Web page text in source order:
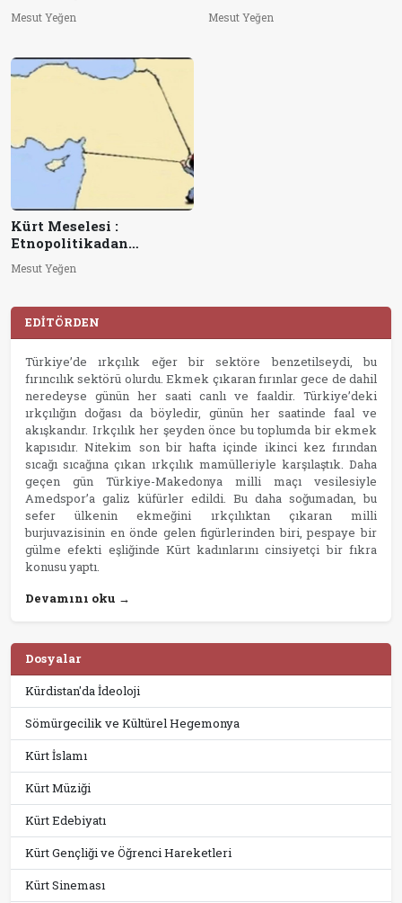
Mesut Yeğen Mesut Yeğen
Kürt Meselesi :
Etnopolitikadan
Jeopolitikaya
Mesut Yeğen
EDİTÖRDEN
Türkiye’de ırkçılık eğer bir sektöre benzetilseydi, bu
fırıncılık sektörü olurdu. Ekmek çıkaran fırınlar gece de dahil
neredeyse günün her saati canlı ve faaldir. Türkiye’deki
ırkçılığın doğası da böyledir, günün her saatinde faal ve
akışkandır. Irkçılık her şeyden önce bu toplumda bir ekmek
kapısıdır. Nitekim son bir hafta içinde ikinci kez fırından
sıcağı sıcağına çıkan ırkçılık mamülleriyle karşılaştık. Daha
geçen gün Türkiye-Makedonya milli maçı vesilesiyle
Amedspor’a galiz küfürler edildi. Bu daha soğumadan, bu
sefer ülkenin ekmeğini ırkçılıktan çıkaran milli
burjuvazisinin en önde gelen figürlerinden biri, pespaye bir
gülme efekti eşliğinde Kürt kadınlarını cinsiyetçi bir fıkra
konusu yaptı.
Devamını oku →
Dosyalar
Kürdistan'da İdeoloji
Sömürgecilik ve Kültürel Hegemonya
Kürt İslamı
Kürt Müziği
Kürt Edebiyatı
Kürt Gençliği ve Öğrenci Hareketleri
Kürt Sineması